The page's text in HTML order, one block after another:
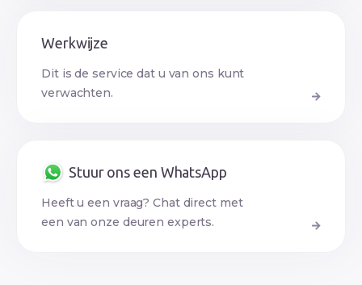
Werkwijze
Dit is de service dat u van ons kunt
verwachten.
Stuur ons een WhatsApp
Heeft u een vraag? Chat direct met
een van onze deuren experts.